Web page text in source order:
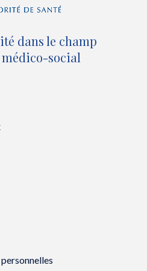
n
o
u
ê
(
n
o
dans le champ
social